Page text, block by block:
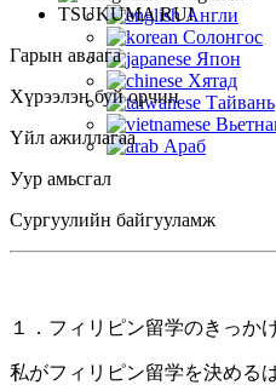
Англи
Солонгос
Япон
Хятад
Тайвань
Араб
TSUKUMA RUI
Гарын авлага
Хүрээлэн буй орчин
Үйл ажиллагаа
Уур амьсгал
Сургуулийн байгууламж
１．フィリピン留学のきっか
私がフィリピン留学を決める